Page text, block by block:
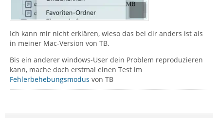
Ich kann mir nicht erklären, wieso das bei dir anders ist als
in meiner Mac-Version von TB.
Bis ein anderer windows-User dein Problem reproduzieren
kann, mache doch erstmal einen Test im
Fehlerbehebungsmodus von TB